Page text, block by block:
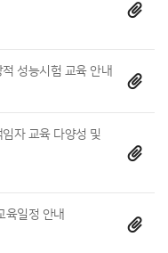
성능시험 교육 안내
임자 교육 다양성 및
육일정 안내